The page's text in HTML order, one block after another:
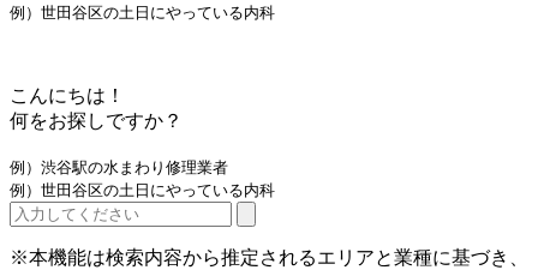
例）世田谷区の土日にやっている内科
こんにちは！
何をお探しですか？
例）渋谷駅の水まわり修理業者
例）世田谷区の土日にやっている内科
※本機能は検索内容から推定されるエリアと業種に基づき、